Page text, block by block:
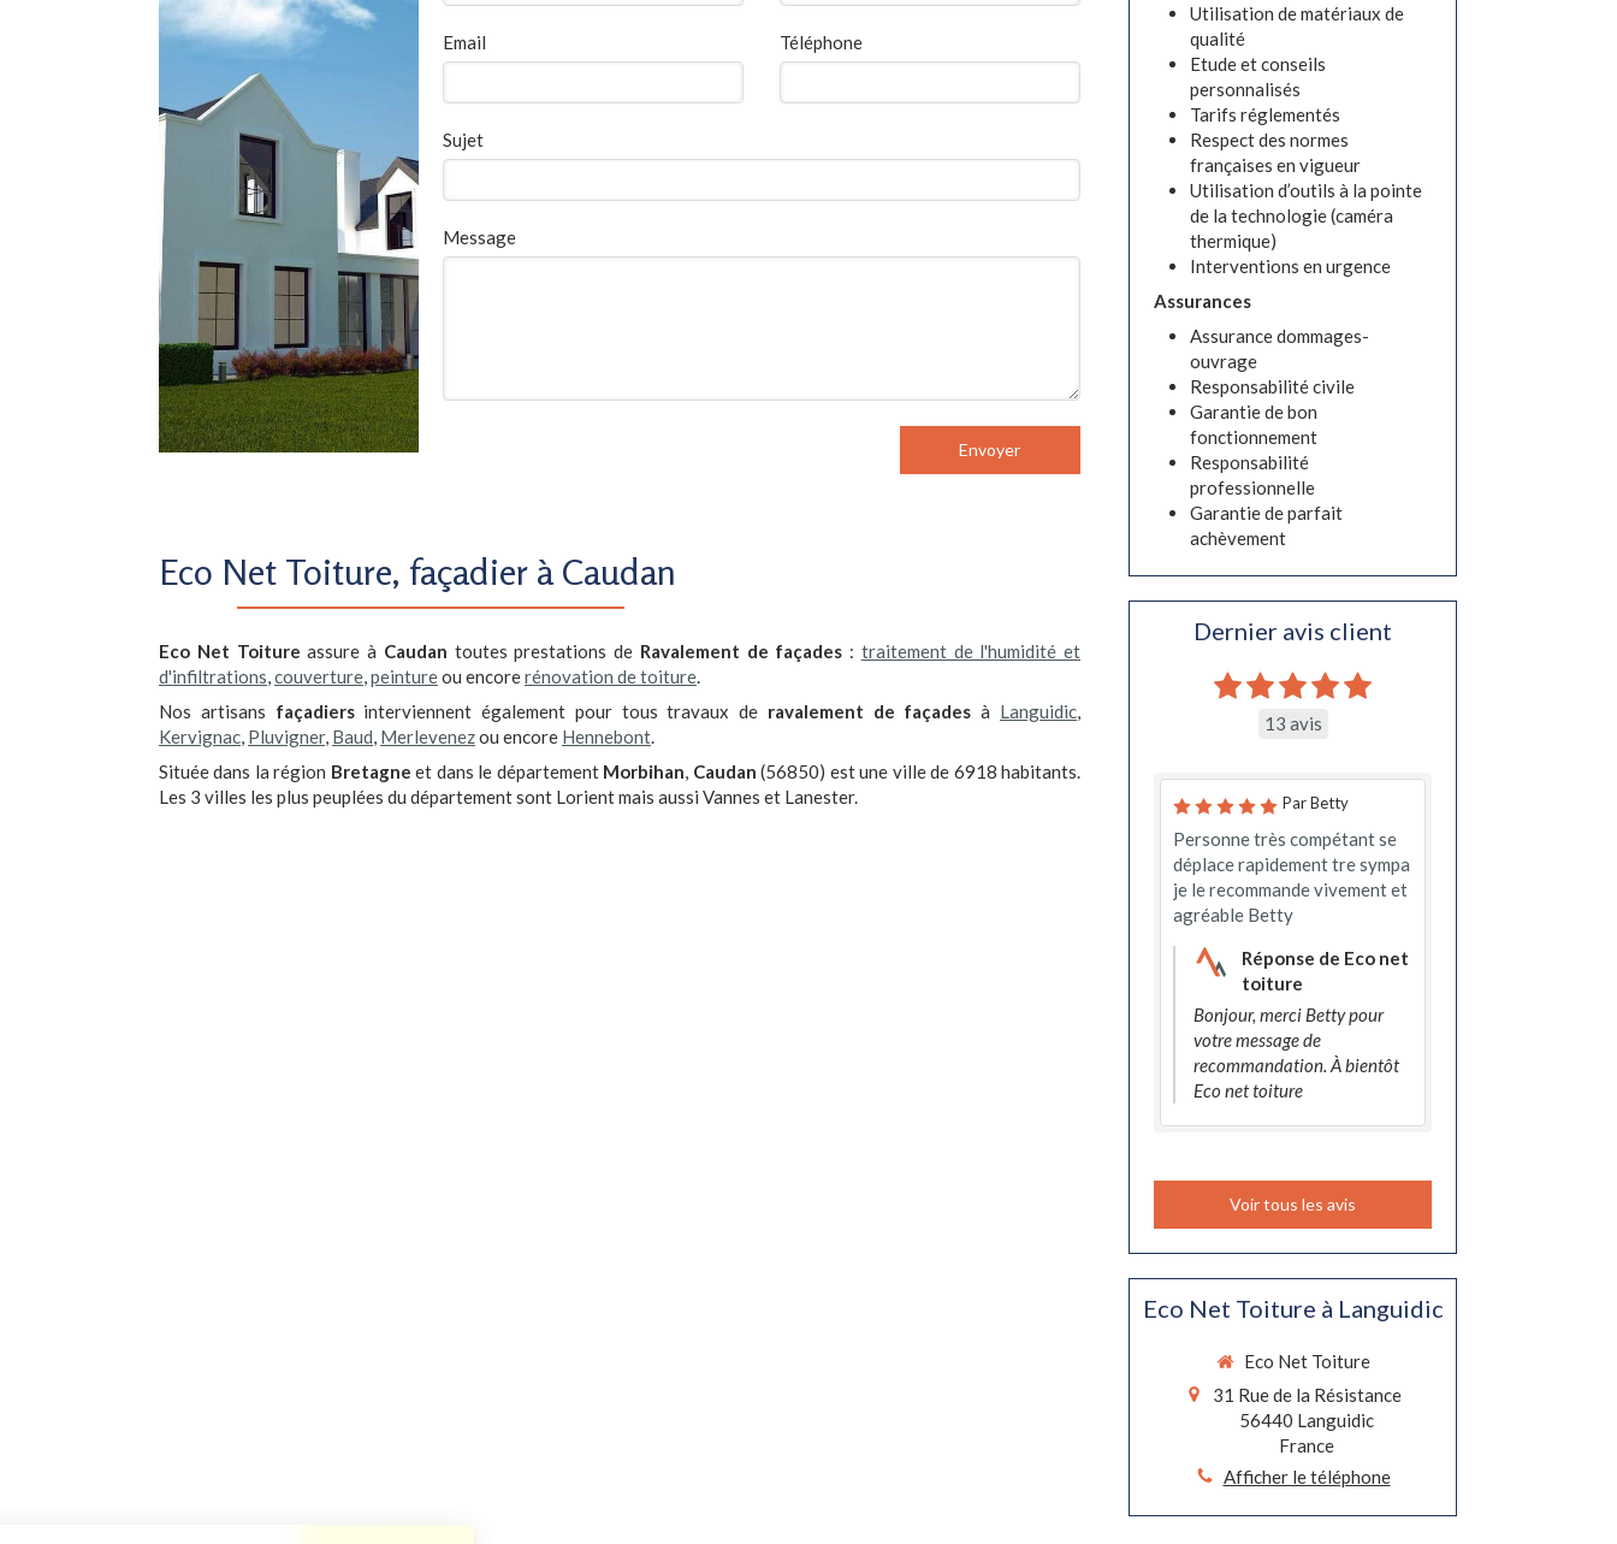
Email Téléphone
Sujet
Message
Envoyer
Eco Net Toiture, façadier à Caudan
Eco Net Toiture assure à Caudan toutes prestations de Ravalement de façades : traitement de l'humidité et
d'infiltrations,couverture,peintureou encorerénovation de toiture.
Nos artisans façadiersinterviennent également pour tous travaux de ravalement de façades à Languidic,
Kervignac, Pluvigner, Baud, Merlevenezou encore Hennebont.
Située dans la région Bretagne et dans le département Morbihan, Caudan (56850) est une ville de 6918 habitants.
Les 3 villes les plus peuplées du département sont Lorient mais aussi Vannes et Lanester.
Utilisation de matériaux de
qualité
Etude et conseils
personnalisés
Tarifs réglementés
Respect des normes
françaises en vigueur
Utilisation d’outils à la pointe
de la technologie (caméra
thermique)
Interventions en urgence
Assurances
Assurance dommages-
ouvrage
Responsabilité civile
Garantie de bon
fonctionnement
Responsabilité
professionnelle
Garantie de parfait
achèvement
Dernier avis client
13 avis
Par Betty
Personne très compétant se
déplace rapidement tre sympa
je le recommande vivement et
agréable Betty
Réponse de Eco net
toiture
Bonjour, merci Betty pour
votre message de
recommandation. À bientôt
Eco net toiture
Voir tous les avis
Eco Net Toiture à Languidic
Eco Net Toiture
31 Rue de la Résistance
56440 Languidic
France
Afficher le téléphone